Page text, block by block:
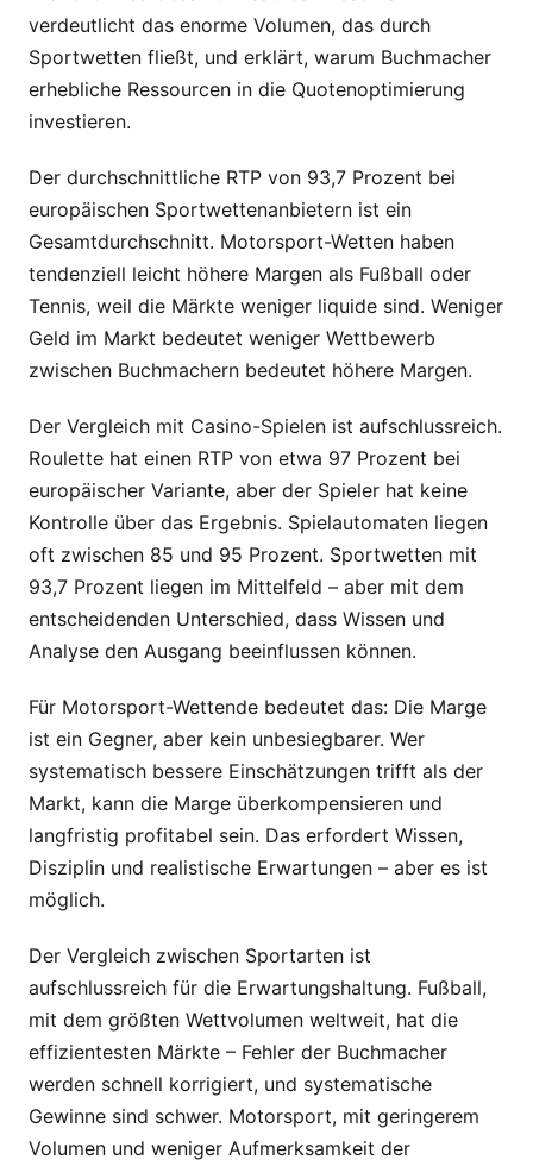
verdeutlicht das enorme Volumen, das durch
Sportwetten fließt, und erklärt, warum Buchmacher
erhebliche Ressourcen in die Quotenoptimierung
investieren.
Der durchschnittliche RTP von 93,7 Prozent bei
europäischen Sportwettenanbietern ist ein
Gesamtdurchschnitt. Motorsport-Wetten haben
tendenziell leicht höhere Margen als Fußball oder
Tennis, weil die Märkte weniger liquide sind. Weniger
Geld im Markt bedeutet weniger Wettbewerb
zwischen Buchmachern bedeutet höhere Margen.
Der Vergleich mit Casino-Spielen ist aufschlussreich.
Roulette hat einen RTP von etwa 97 Prozent bei
europäischer Variante, aber der Spieler hat keine
Kontrolle über das Ergebnis. Spielautomaten liegen
oft zwischen 85 und 95 Prozent. Sportwetten mit
93,7 Prozent liegen im Mittelfeld – aber mit dem
entscheidenden Unterschied, dass Wissen und
Analyse den Ausgang beeinflussen können.
Für Motorsport-Wettende bedeutet das: Die Marge
ist ein Gegner, aber kein unbesiegbarer. Wer
systematisch bessere Einschätzungen trifft als der
Markt, kann die Marge überkompensieren und
langfristig profitabel sein. Das erfordert Wissen,
Disziplin und realistische Erwartungen – aber es ist
möglich.
Der Vergleich zwischen Sportarten ist
aufschlussreich für die Erwartungshaltung. Fußball,
mit dem größten Wettvolumen weltweit, hat die
effizientesten Märkte – Fehler der Buchmacher
werden schnell korrigiert, und systematische
Gewinne sind schwer. Motorsport, mit geringerem
Volumen und weniger Aufmerksamkeit der